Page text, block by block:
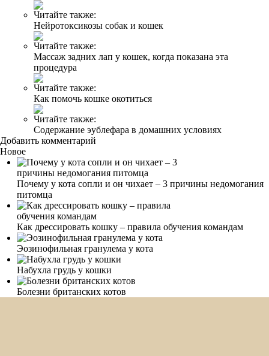
Читайте также:
Нейротоксикозы собак и кошек
Читайте также:
Массаж задних лап у кошек, когда показана эта
процедура
Читайте также:
Как помочь кошке окотиться
Читайте также:
Содержание эублефара в домашних условиях
Добавить комментарий
Новое
Почему у кота сопли и он чихает – 3 причины недомогания
питомца
Как дрессировать кошку – правила обучения командам
Эозинофильная гранулема у кота
Набухла грудь у кошки
Болезни британских котов